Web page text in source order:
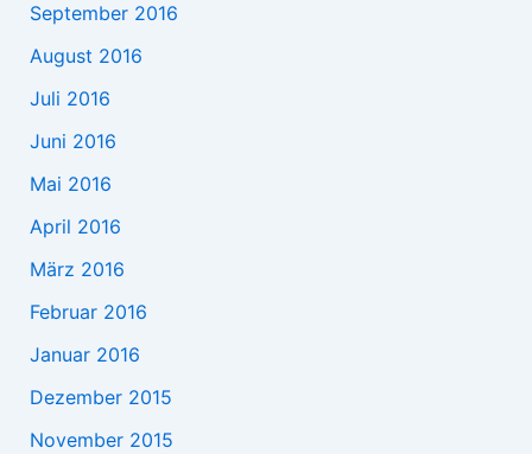
September 2016
August 2016
Juli 2016
Juni 2016
Mai 2016
April 2016
März 2016
Februar 2016
Januar 2016
Dezember 2015
November 2015